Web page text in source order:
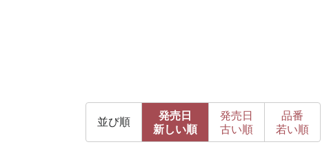
並び順
発売日
新しい順
発売日
古い順
品番
若い順